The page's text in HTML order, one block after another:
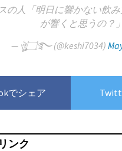
の人「明日に響かない飲
が響くと思うの？」
— ঔৣ۝࿐ (@keshi7034)
でシェア
ンク